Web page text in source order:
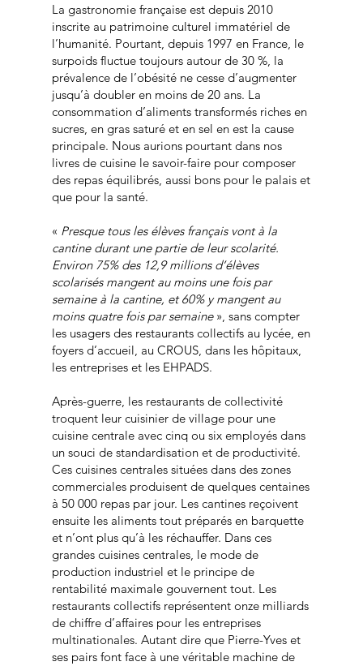
La gastronomie française est depuis 2010
inscrite au patrimoine culturel immatériel de
l’humanité. Pourtant, depuis 1997 en France, le
surpoids fluctue toujours autour de 30 %, la
prévalence de l’obésité ne cesse d’augmenter
jusqu’à doubler en moins de 20 ans. La
consommation d’aliments transformés riches en
sucres, en gras saturé et en sel en est la cause
principale. Nous aurions pourtant dans nos
livres de cuisine le savoir-faire pour composer
des repas équilibrés, aussi bons pour le palais et
que pour la santé.
« Presque tous les élèves français vont à la
cantine durant une partie de leur scolarité.
Environ 75% des 12,9 millions d’élèves
scolarisés mangent au moins une fois par
semaine à la cantine, et 60% y mangent au
moins quatre fois par semaine», sans compter
les usagers des restaurants collectifs au lycée, en
foyers d’accueil, au CROUS, dans les hôpitaux,
les entreprises et les EHPADS.
Après-guerre, les restaurants de collectivité
troquent leur cuisinier de village pour une
cuisine centrale avec cinq ou six employés dans
un souci de standardisation et de productivité.
Ces cuisines centrales situées dans des zones
commerciales produisent de quelques centaines
à 50 000 repas par jour. Les cantines reçoivent
ensuite les aliments tout préparés en barquette
et n’ont plus qu’à les réchauffer. Dans ces
grandes cuisines centrales, le mode de
production industriel et le principe de
rentabilité maximale gouvernent tout. Les
restaurants collectifs représentent onze milliards
de chiffre d’affaires pour les entreprises
multinationales. Autant dire que Pierre-Yves et
ses pairs font face à une véritable machine de